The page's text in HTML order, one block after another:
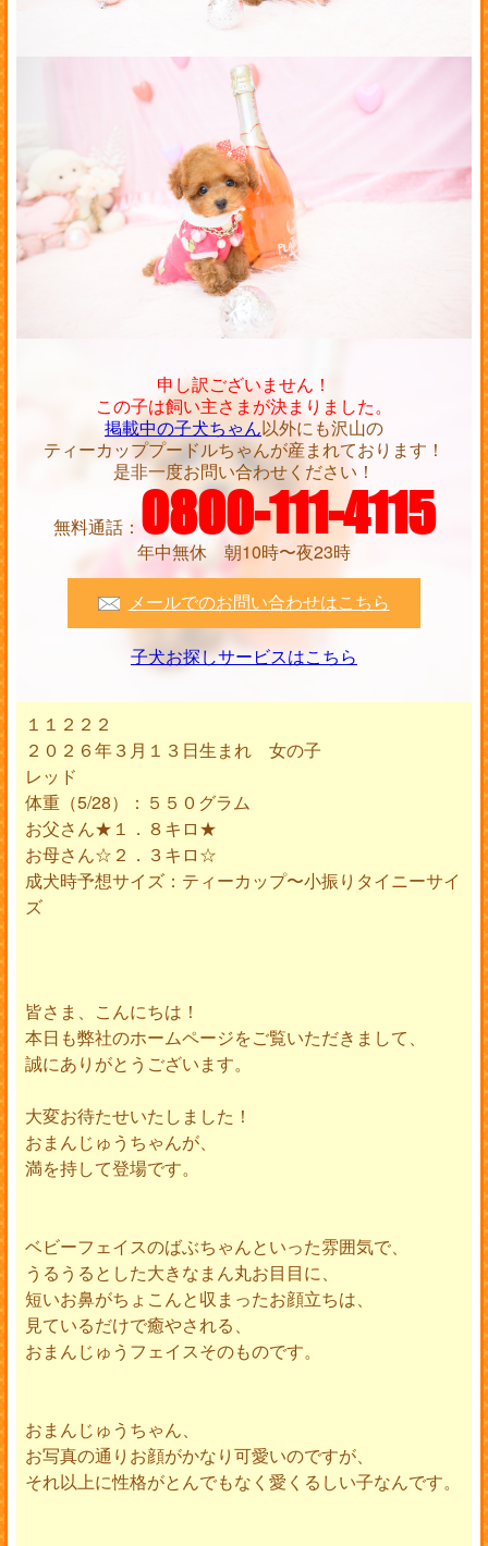
申し訳ございません！
この子は飼い主さまが決まりました。
掲載中の子犬ちゃん以外にも沢山の
ティーカッププードルちゃんが産まれております！
是非一度お問い合わせください！
無料通話： 0800-111-4115
年中無休 朝10時〜夜23時
メールでのお問い合わせはこちら
子犬お探しサービスはこちら
１１２２２
２０２６年３月１３日生まれ 女の子
レッド
体重（5/28）：５５０グラム
お父さん★１．８キロ★
お母さん☆２．３キロ☆
成犬時予想サイズ：ティーカップ〜小振りタイニーサイ
ズ
皆さま、こんにちは！
本日も弊社のホームページをご覧いただきまして、
誠にありがとうございます。
大変お待たせいたしました！
おまんじゅうちゃんが、
満を持して登場です。
ベビーフェイスのばぶちゃんといった雰囲気で、
うるうるとした大きなまん丸お目目に、
短いお鼻がちょこんと収まったお顔立ちは、
見ているだけで癒やされる、
おまんじゅうフェイスそのものです。
おまんじゅうちゃん、
お写真の通りお顔がかなり可愛いのですが、
それ以上に性格がとんでもなく愛くるしい子なんです。